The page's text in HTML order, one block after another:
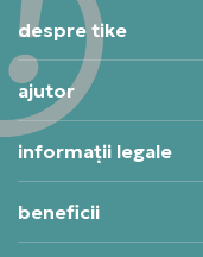
despre tike
ajutor
informații legale
beneficii